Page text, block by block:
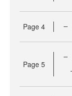
Page 4
Page 5